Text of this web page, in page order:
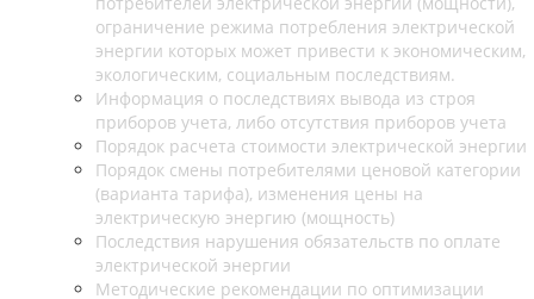
ограничение режима потребления электрической
энергии которых может привести к экономическим,
экологическим, социальным последствиям.
Информация о последствиях вывода из строя
приборов учета, либо отсутствия приборов учета
Порядок расчета стоимости электрической энергии
Порядок смены потребителями ценовой категории
(варианта тарифа), изменения цены на
электрическую энергию (мощность)
Последствия нарушения обязательств по оплате
электрической энергии
Методические рекомендации по оптимизации